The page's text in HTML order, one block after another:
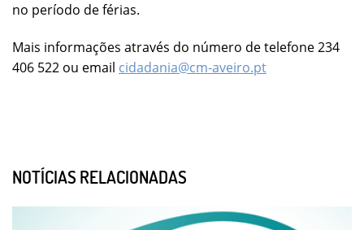
no período de férias.
Mais informações através do número de telefone 234
406 522 ou email cidadania@cm-aveiro.pt
NOTÍCIAS RELACIONADAS